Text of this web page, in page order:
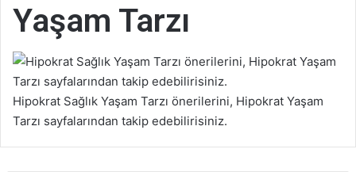
Yaşam Tarzı
Hipokrat Sağlık Yaşam Tarzı önerilerini, Hipokrat Yaşam
Tarzı sayfalarından takip edebilirisiniz.